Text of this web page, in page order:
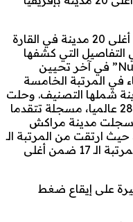
حلت ثلاث مدن مغربية ضمن قائمة أغلى 20 مدينة في القارة
التفاصيل التي كشفها
الموقع العالمي المتخصص “Numbeo” في آخر تحيين
في المرتبة الخامسة
و273 عالميا، من بين 393 مدينة شملها التصنيف. وحلت
الرباط في المرتبة الثامنة إفريقيا و285 عالميا، مسجلة تتقدما
سجلت مدينة مراكش
حيث ارتقت من المرتبة الـ
352 إلى المرتبة الـ 343 لتتبوأ بذلك المرتبة الـ 17 ضمن أغلى
على إيقاع ضغط